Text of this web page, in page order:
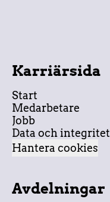
Karriärsida
Start
Medarbetare
Jobb
Data och integritet
Hantera cookies
Avdelningar